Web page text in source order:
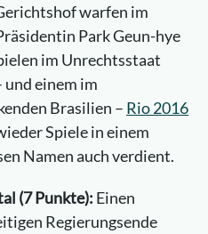
warfen im
Park Geun-hye
im Unrechtsstaat
und einem im
Brasilien – Rio 2016
Spiele in einem
Namen auch verdient.
(7 Punkte): Einen
Regierungsende